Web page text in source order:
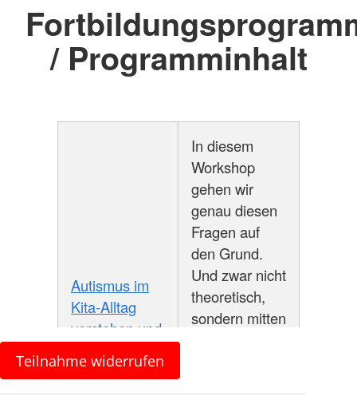
/ Programminhalt
Autismus im
Kita-Alltag
verstehen und
starken!- klar,
praxisnah und
In diesem
Workshop
gehen wir
genau diesen
Fragen auf
den Grund.
Und zwar nicht
theoretisch,
sondern mitten
Teilnahme widerrufen